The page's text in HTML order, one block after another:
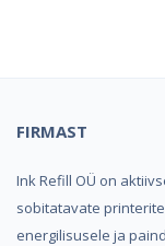
FIRMAST
Ink Refill OÜ on
sobitatavate
energilisusele ja